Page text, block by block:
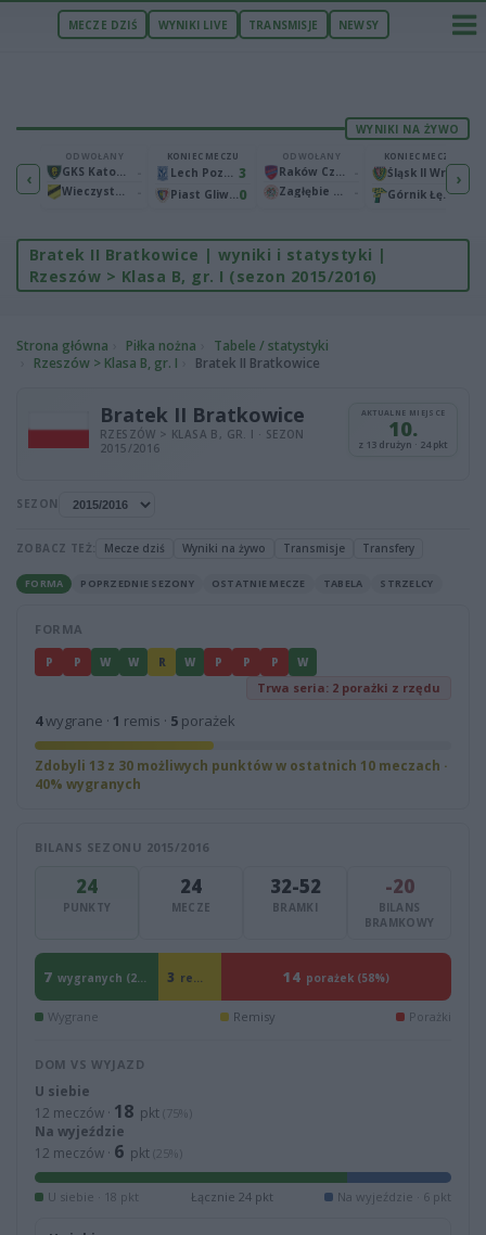
MECZE DZIŚ WYNIKI LIVE TRANSMISJE NEWSY
WYNIKI NA ŻYWO
‹
Warta Poznań 2
ODWOŁANY
GKS Katowice
Wieczysta Kraków
KONIEC MECZU
Lech Poznań 3
Piast Gliwice0
ODWOŁANY
Raków Częstochowa
Zagłębie Lubin
KONIEC MECZU
2
Górnik Łęczna 0
›
Bratek II Bratkowice | wyniki i statystyki |
Rzeszów > Klasa B, gr. I (sezon 2015/2016)
Strona główna Piłka nożna
Tabele / statystyki
Rzeszów > Klasa B, gr. I
Bratek II Bratkowice
Bratek II Bratkowice
RZESZÓW > KLASA B, GR. I · SEZON
2015/2016
AKTUALNE MIEJSCE
10.
z 13 drużyn · 24 pkt
SEZON
ZOBACZ TEŻ: Mecze dziś Wyniki na żywo Transmisje Transfery
FORMA POPRZEDNIE SEZONY OSTATNIE MECZE TABELA STRZELCY
FORMA
P P W W R W P P P W
Trwa seria: 2 porażki z rzędu
4wygrane · 1 remis · 5 porażek
Zdobyli 13 z 30 możliwych punktów w ostatnich 10 meczach ·
40% wygranych
BILANS SEZONU 2015/2016
24
PUNKTY
24
MECZE
32-52
BRAMKI
-20
BILANS
BRAMKOWY
7 wygranych (29%) 3 remisy (13%) 14 porażek (58%)
Wygrane Remisy Porażki
DOM VS WYJAZD
U siebie
12 meczów · 18 pkt (75%)
Na wyjeździe
12 meczów · 6 pkt (25%)
U siebie · 18 pkt Łącznie 24 pkt Na wyjeździe · 6 pkt